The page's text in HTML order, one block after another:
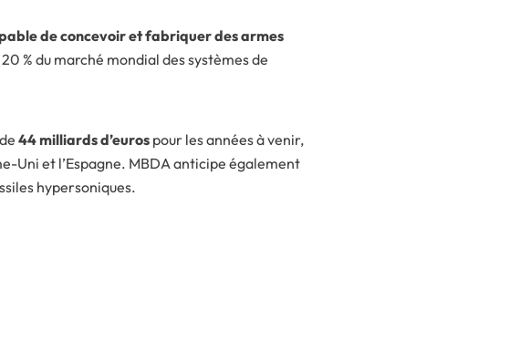
de concevoir et fabriquer des armes
% du marché mondial des systèmes de
44 milliards d’euros pour les années à venir,
Uni et l’Espagne. MBDA anticipe également
hypersoniques.